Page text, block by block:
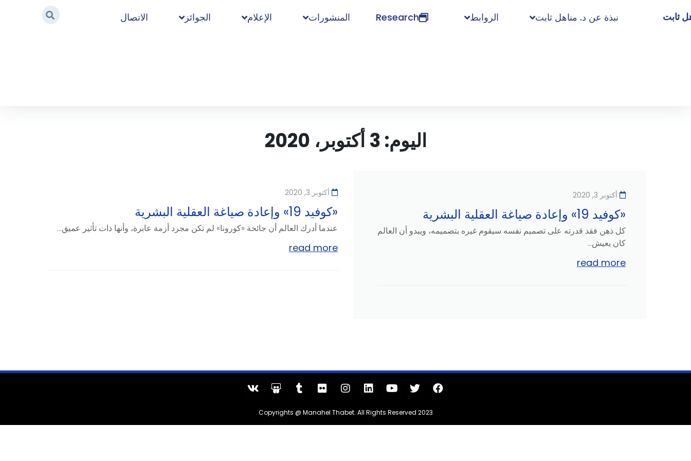
ثابت نبذة عن د. مناهل ثابت الروابط Research المنشورات الإعلام الجوائز الاتصال
اليوم:3 أكتوبر، 2020
أكتوبر 3, 2020
«كوفيد 19» وإعادة صياغة العقلية البشرية
كل ذهن فقد قدرته على تصميم نفسه سيقوم غيره بتصميمه، ويبدو أن العالم
كان يعيش...
read more
أكتوبر 3, 2020
«كوفيد 19» وإعادة صياغة العقلية البشرية
عندما أدرك العالم أن جائحة «كورونا» لم تكن مجرد أزمة عابرة، وأنها ذات تأثير عميق...
read more
Copyrights @ Manahel Thabet. All Rights Reserved 2023